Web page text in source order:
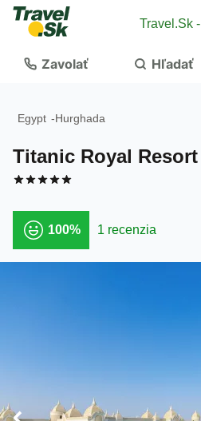
Travel.Sk -
Zavolať Hľadať
Egypt -Hurghada
Titanic Royal Resort
100% 1 recenzia